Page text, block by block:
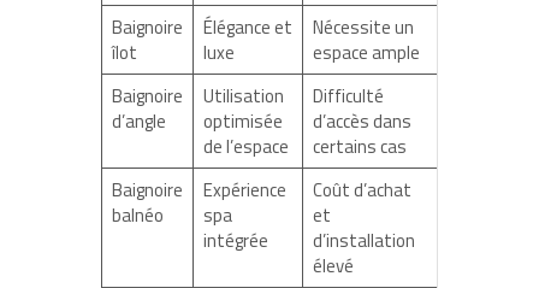
Baignoire
îlot
Élégance et
luxe
Nécessite un
espace ample
Baignoire
d’angle
Utilisation
optimisée
de l’espace
Difficulté
d’accès dans
certains cas
Baignoire
balnéo
Expérience
spa
intégrée
Coût d’achat
et
d’installation
élevé